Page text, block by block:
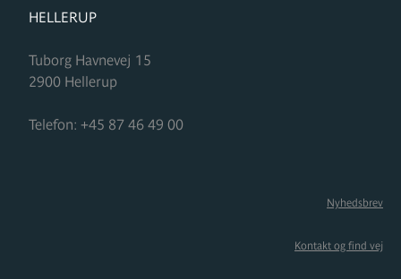
FORMUPLEJE
HELLERUP
Tuborg Havnevej 15
2900 Hellerup
Telefon: +45 87 46 49 00
Nyhedsbrev
Kontakt og find vej